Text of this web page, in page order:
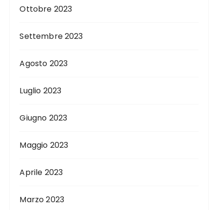
Ottobre 2023
Settembre 2023
Agosto 2023
Luglio 2023
Giugno 2023
Maggio 2023
Aprile 2023
Marzo 2023